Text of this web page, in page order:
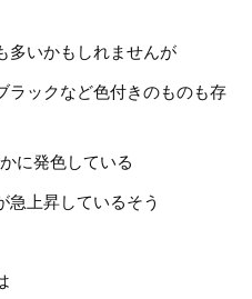
多いかもしれませんが
ラックなど色付きのものも存
に発色している
急上昇しているそう